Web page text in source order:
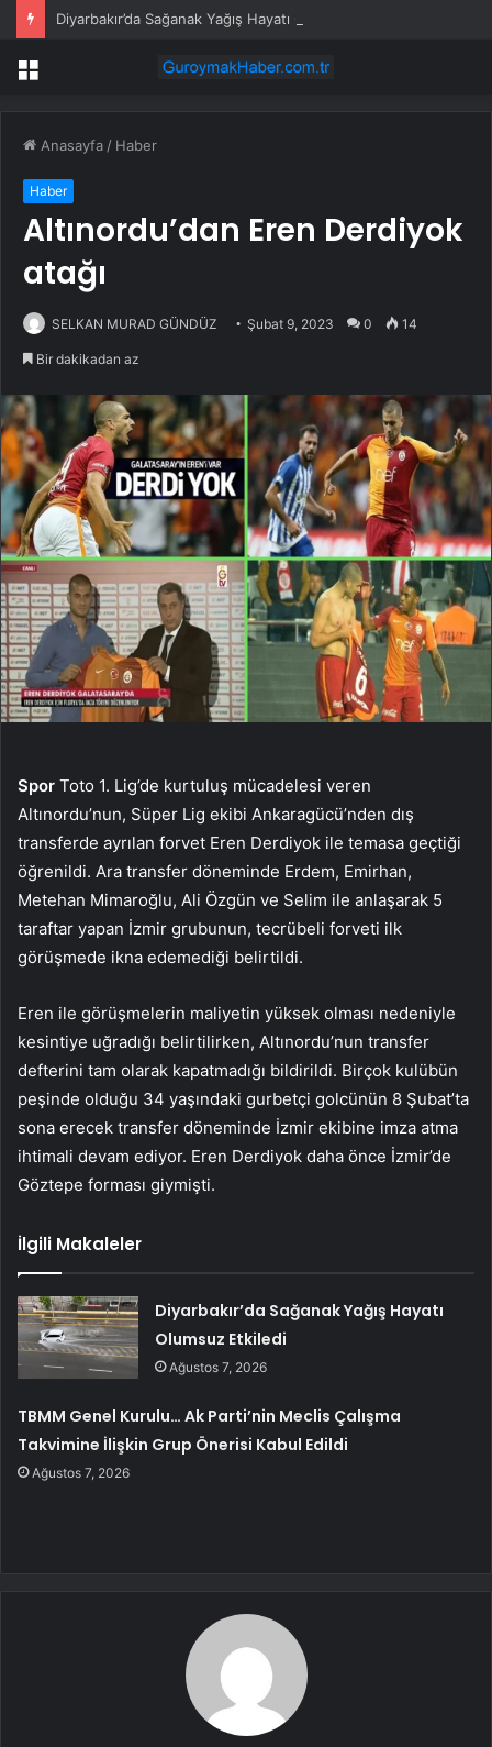
Diyarbakır’da Sağanak Yağış Hayatı Olumsuz Etkiledi
Menü
Anasayfa / Haber
Haber
Altınordu’dan Eren Derdiyok
atağı
SELKAN MURAD GÜNDÜZ Şubat 9, 2023 0 14
Bir dakikadan az
Spor Toto 1. Lig’de kurtuluş mücadelesi veren
Altınordu’nun, Süper Lig ekibi Ankaragücü’nden dış
transferde ayrılan forvet Eren Derdiyok ile temasa geçtiği
öğrenildi. Ara transfer döneminde Erdem, Emirhan,
Metehan Mimaroğlu, Ali Özgün ve Selim ile anlaşarak 5
taraftar yapan İzmir grubunun, tecrübeli forveti ilk
görüşmede ikna edemediği belirtildi.
Eren ile görüşmelerin maliyetin yüksek olması nedeniyle
kesintiye uğradığı belirtilirken, Altınordu’nun transfer
defterini tam olarak kapatmadığı bildirildi. Birçok kulübün
peşinde olduğu 34 yaşındaki gurbetçi golcünün 8 Şubat’ta
sona erecek transfer döneminde İzmir ekibine imza atma
ihtimali devam ediyor. Eren Derdiyok daha önce İzmir’de
Göztepe forması giymişti.
İlgili Makaleler
Diyarbakır’da Sağanak Yağış Hayatı
Olumsuz Etkiledi
Ağustos 7, 2026
TBMM Genel Kurulu… Ak Parti’nin Meclis Çalışma
Takvimine İlişkin Grup Önerisi Kabul Edildi
Ağustos 7, 2026